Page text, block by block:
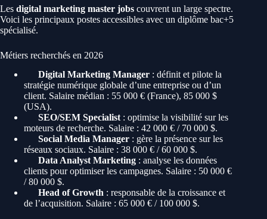
Les digital marketing master jobs couvrent un large spectre.
Voici les principaux postes accessibles avec un diplôme bac+5
spécialisé.
Métiers recherchés en 2026
Digital Marketing Manager : définit et pilote la
stratégie numérique globale d’une entreprise ou d’un
client. Salaire médian : 55 000 € (France), 85 000 $
(USA).
SEO/SEM Specialist : optimise la visibilité sur les
moteurs de recherche. Salaire : 42 000 € / 70 000 $.
Social Media Manager : gère la présence sur les
réseaux sociaux. Salaire : 38 000 € / 60 000 $.
Data Analyst Marketing : analyse les données
clients pour optimiser les campagnes. Salaire : 50 000 €
/ 80 000 $.
Head of Growth : responsable de la croissance et
de l’acquisition. Salaire : 65 000 € / 100 000 $.